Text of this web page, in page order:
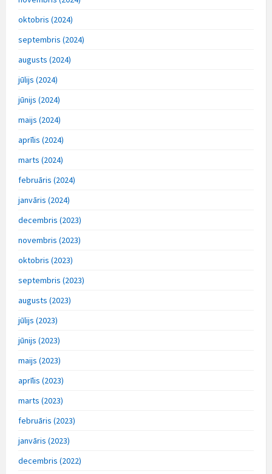
oktobris (2024)
septembris (2024)
augusts (2024)
jūlijs (2024)
jūnijs (2024)
maijs (2024)
aprīlis (2024)
marts (2024)
februāris (2024)
janvāris (2024)
decembris (2023)
novembris (2023)
oktobris (2023)
septembris (2023)
augusts (2023)
jūlijs (2023)
jūnijs (2023)
maijs (2023)
aprīlis (2023)
marts (2023)
februāris (2023)
janvāris (2023)
decembris (2022)